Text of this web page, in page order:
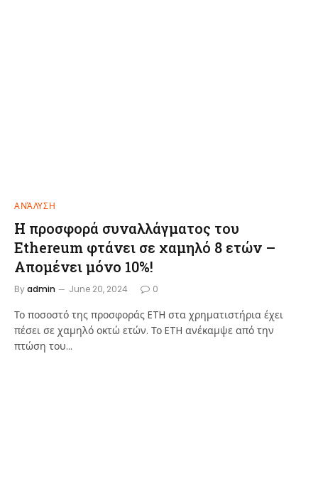
ΑΝΆΛΥΣΗ
Η προσφορά συναλλάγματος του
Ethereum φτάνει σε χαμηλό 8 ετών –
Απομένει μόνο 10%!
Byadmin June 20, 2024 0
Το ποσοστό της προσφοράς ETH στα χρηματιστήρια έχει
πέσει σε χαμηλό οκτώ ετών. Το ETH ανέκαμψε από την
πτώση του…